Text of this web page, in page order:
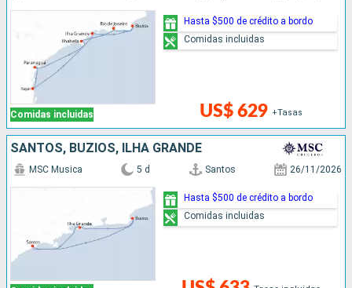
Comidas incluidas US$ 629 +Tasas
Hasta $500 de crédito a bordo
Comidas incluidas
SANTOS, BUZIOS, ILHA GRANDE
MSC Musica 5 d Santos 26/11/2026
Hasta $500 de crédito a bordo
Comidas incluidas